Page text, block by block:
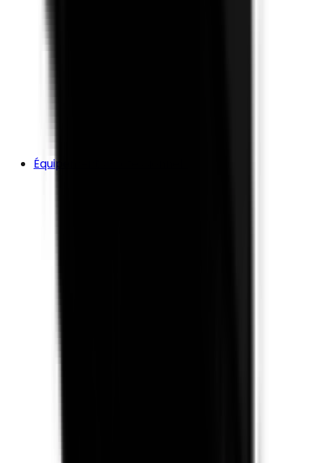
Équipements Professionnels